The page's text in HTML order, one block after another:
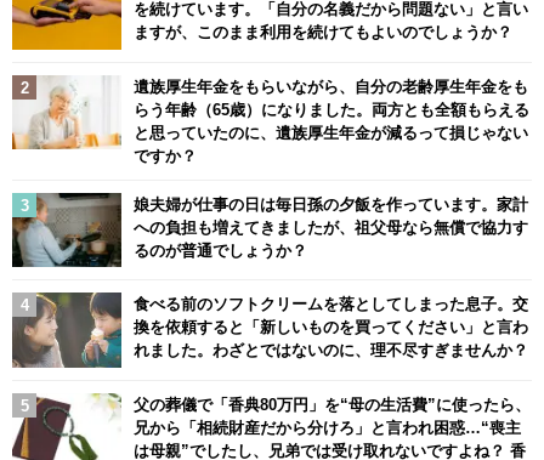
を続けています。「自分の名義だから問題ない」と言い
ますが、このまま利用を続けてもよいのでしょうか？
遺族厚生年金をもらいながら、自分の老齢厚生年金をも
らう年齢（65歳）になりました。両方とも全額もらえる
と思っていたのに、遺族厚生年金が減るって損じゃない
ですか？
娘夫婦が仕事の日は毎日孫の夕飯を作っています。家計
への負担も増えてきましたが、祖父母なら無償で協力す
るのが普通でしょうか？
食べる前のソフトクリームを落としてしまった息子。交
換を依頼すると「新しいものを買ってください」と言わ
れました。わざとではないのに、理不尽すぎませんか？
父の葬儀で「香典80万円」を“母の生活費”に使ったら、
兄から「相続財産だから分けろ」と言われ困惑…“喪主
は母親”でしたし、兄弟では受け取れないですよね？ 香